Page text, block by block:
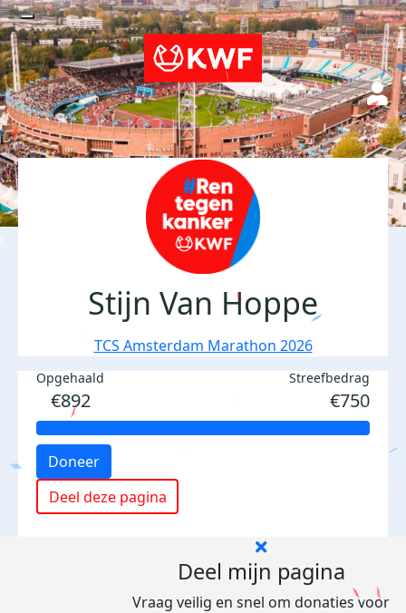
Stijn Van Hoppe
TCS Amsterdam Marathon 2026
Opgehaald
€892
Streefbedrag
€750
Doneer
Deel deze pagina
Deel mijn pagina
Vraag veilig en snel om donaties voor